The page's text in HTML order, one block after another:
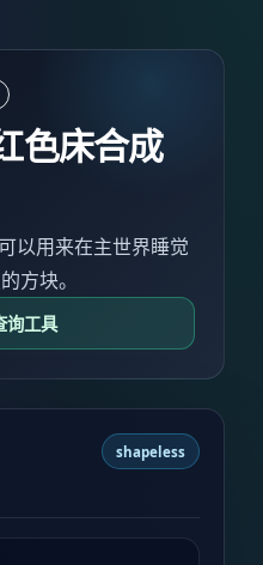
色床合成
以用来在主世界睡觉
方块。
询工具
shapeless